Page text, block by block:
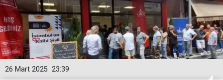
23:39
26 Mart 2025